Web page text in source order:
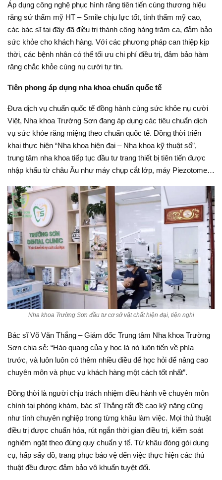
Áp dụng công nghệ phục hình răng tiên tiến cùng thương hiệu
răng sứ thẩm mỹ HT – Smile chịu lực tốt, tính thẩm mỹ cao,
các bác sĩ tại đây đã điều trị thành công hàng trăm ca, đảm bảo
sức khỏe cho khách hàng. Với các phương pháp can thiệp kịp
thời, các bệnh nhân có thể tối ưu chi phí điều trị, đảm bảo hàm
răng chắc khỏe cùng nụ cười tự tin.
Tiên phong áp dụng nha khoa chuẩn quốc tế
Đưa dịch vụ chuẩn quốc tế đồng hành cùng sức khỏe nụ cười
Việt, Nha khoa Trường Sơn đang áp dụng các tiêu chuẩn dịch
vụ sức khỏe răng miệng theo chuẩn quốc tế. Đồng thời triển
khai thực hiện “Nha khoa hiện đại – Nha khoa kỹ thuật số”,
trung tâm nha khoa tiếp tục đầu tư trang thiết bị tiên tiến được
nhập khẩu từ châu Âu như máy chụp cắt lớp, máy Piezotome…
Nha khoa Trường Sơn đầu tư cơ sở vật chất hiện đại, tiện nghi
Bác sĩ Võ Văn Thắng – Giám đốc Trung tâm Nha khoa Trường
Sơn chia sẻ: “Hào quang của y học là nó luôn tiến về phía
trước, và luôn luôn có thêm nhiều điều để học hỏi để nâng cao
chuyên môn và phục vụ khách hàng một cách tốt nhất”.
Đồng thời là người chịu trách nhiệm điều hành về chuyên môn
chính tại phòng khám, bác sĩ Thắng rất đề cao kỹ năng cũng
như tính chuyên nghiệp trong từng khâu làm việc. Mọi thủ thuật
điều trị được chuẩn hóa, rút ngắn thời gian điều trị, kiểm soát
nghiêm ngặt theo đúng quy chuẩn y tế. Từ khâu đóng gói dụng
cụ, hấp sấy đồ, trang phục bảo vệ đến việc thực hiện các thủ
thuật đều được đảm bảo vô khuẩn tuyệt đối.